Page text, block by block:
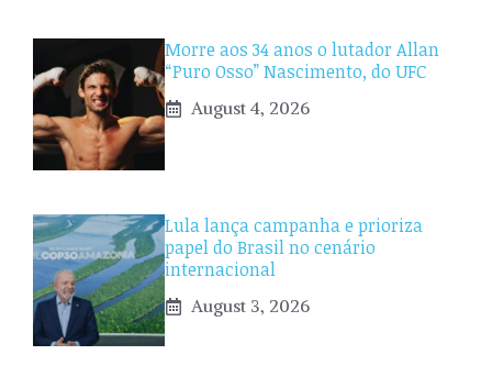
Morre aos 34 anos o lutador Allan
“Puro Osso” Nascimento, do UFC
August 4, 2026
Lula lança campanha e prioriza
papel do Brasil no cenário
internacional
August 3, 2026